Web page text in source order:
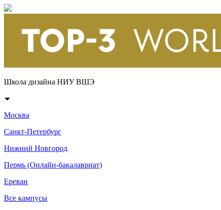
Школа дизайна НИУ ВШЭ
Москва
Санкт-Петербург
Нижний Новгород
Пермь (Онлайн-бакалавриат)
Ереван
Все кампусы